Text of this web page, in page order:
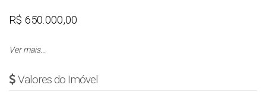
R$ 650.000,00
Mobiliado e Decorado (Porteira Fechada)
Sugestão 1: R$ 91.000,00 entrada + R$ 39.000,00
Ver mais...
Valores do Imóvel